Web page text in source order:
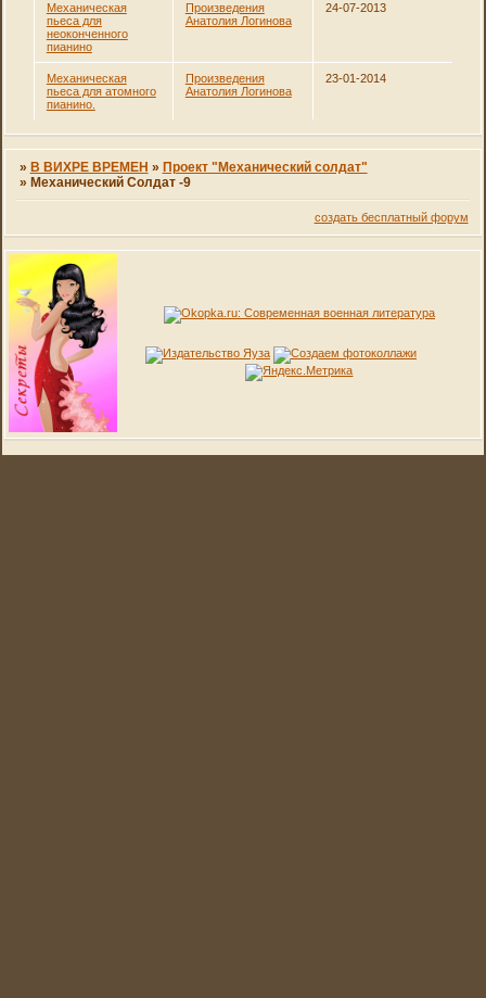
Механическая
пьеса для
неоконченного
пианино
Произведения
Анатолия Логинова
24-07-2013
Механическая
пьеса для атомного
пианино.
Произведения
Анатолия Логинова
23-01-2014
» В ВИХРЕ ВРЕМЕН » Проект "Механический солдат"
» Механический Солдат -9
создать бесплатный форум